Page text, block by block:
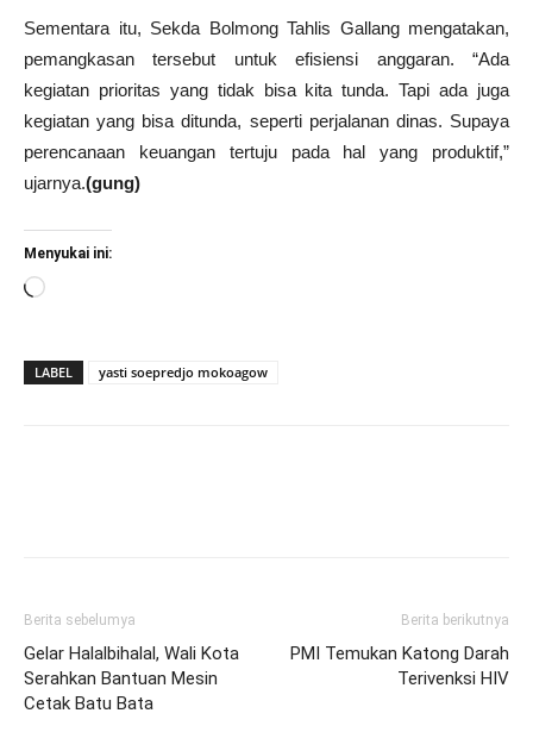
Sementara itu, Sekda Bolmong Tahlis Gallang mengatakan,
pemangkasan tersebut untuk efisiensi anggaran. “Ada
kegiatan prioritas yang tidak bisa kita tunda. Tapi ada juga
kegiatan yang bisa ditunda, seperti perjalanan dinas. Supaya
perencanaan keuangan tertuju pada hal yang produktif,”
ujarnya.(gung)
Menyukai ini:
Memuat...
LABEL yasti soepredjo mokoagow
Berita sebelumya
Gelar Halalbihalal, Wali Kota
Serahkan Bantuan Mesin
Cetak Batu Bata
Berita berikutnya
PMI Temukan Katong Darah
Terivenksi HIV